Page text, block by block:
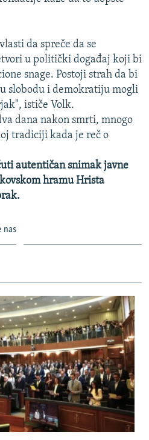
da spreče da se
u politički događaj koji bi
snage. Postoji strah da bi
slobodu i demokratiju mogli
ističe Volk.
dana nakon smrti, mnogo
tradiciji kada je reč o
autentičan snimak javne
hramu Hrista
nas